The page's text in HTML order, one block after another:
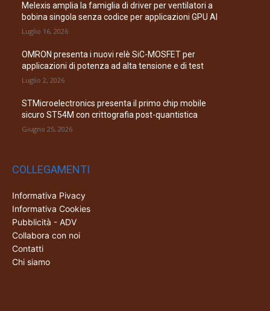
Melexis amplia la famiglia di driver per ventilatori a
bobina singola senza codice per applicazioni GPU AI
Luglio 16, 2026
OMRON presenta i nuovi relè SiC-MOSFET per
applicazioni di potenza ad alta tensione e di test
Luglio 2, 2026
STMicroelectronics presenta il primo chip mobile
sicuro ST54M con crittografia post-quantistica
Giugno 25, 2026
COLLEGAMENTI
Informativa Pivacy
Informativa Cookies
Pubblicità - ADV
Collabora con noi
Contatti
Chi siamo